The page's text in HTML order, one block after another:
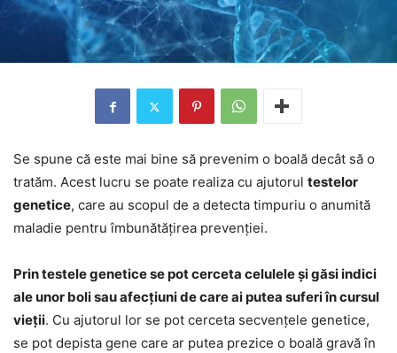
Se spune că este mai bine să prevenim o boală decât să o
tratăm. Acest lucru se poate realiza cu ajutorul testelor
genetice, care au scopul de a detecta timpuriu o anumită
maladie pentru îmbunătățirea prevenției.
Prin testele genetice se pot cerceta celulele și găsi indici
ale unor boli sau afecțiuni de care ai putea suferi în cursul
vieții. Cu ajutorul lor se pot cerceta secvențele genetice,
se pot depista gene care ar putea prezice o boală gravă în